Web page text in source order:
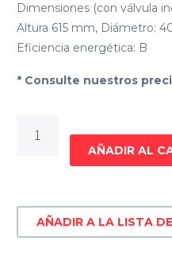
Dimensiones (con válvula
Altura 615 mm, Diámetro:
Eficiencia energética: B
* Consulte nuestros
CILINDRICA
LITROS
AÑADIR AL
AÑADIR A LA LISTA